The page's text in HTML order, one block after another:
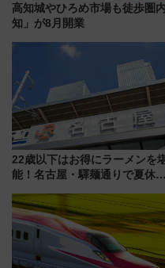
高知城やひろめ市場も徒歩圏
知」が8月開業
22歳以下はお得にラーメンを
能！名古屋・驛麺通りで夏休み
よりスタート